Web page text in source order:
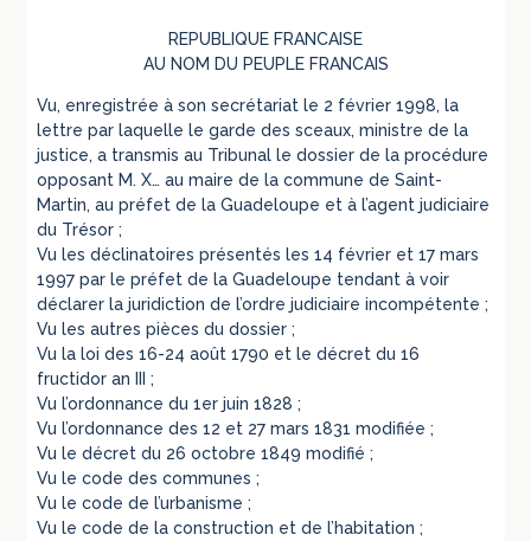
REPUBLIQUE FRANCAISE
AU NOM DU PEUPLE FRANCAIS
Vu, enregistrée à son secrétariat le 2 février 1998, la
lettre par laquelle le garde des sceaux, ministre de la
justice, a transmis au Tribunal le dossier de la procédure
opposant M. X… au maire de la commune de Saint-
Martin, au préfet de la Guadeloupe et à l’agent judiciaire
du Trésor ;
Vu les déclinatoires présentés les 14 février et 17 mars
1997 par le préfet de la Guadeloupe tendant à voir
déclarer la juridiction de l’ordre judiciaire incompétente ;
Vu les autres pièces du dossier ;
Vu la loi des 16-24 août 1790 et le décret du 16
fructidor an III ;
Vu l’ordonnance du 1er juin 1828 ;
Vu l’ordonnance des 12 et 27 mars 1831 modifiée ;
Vu le décret du 26 octobre 1849 modifié ;
Vu le code des communes ;
Vu le code de l’urbanisme ;
Vu le code de la construction et de l’habitation ;